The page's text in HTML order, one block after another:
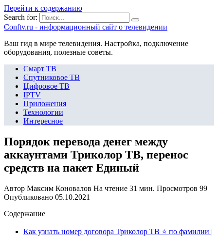
Перейти к содержанию
Search for:
Сonftv.ru - информационный сайт о телевидении
Ваш гид в мире телевидения. Настройка, подключение
оборудования, полезные советы.
Смарт ТВ
Спутниковое ТВ
Цифровое ТВ
IPTV
Приложения
Технологии
Интересное
Порядок перевода денег между
аккаунтами Триколор ТВ, перенос
средств на пакет Единый
Автор Максим Коновалов На чтение 31 мин. Просмотров 99
Опубликовано 05.10.2021
Содержание
Как узнать номер договора Триколор ТВ ⭐ по фамилии |